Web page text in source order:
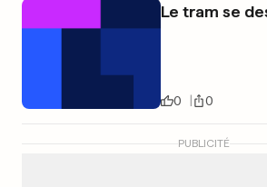
Le tram se
0 0
PUBLICITÉ